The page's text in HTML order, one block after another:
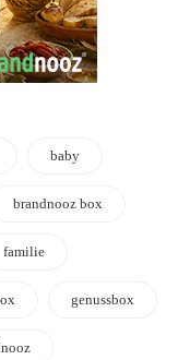
baby
brandnooz box
familie
genussbox